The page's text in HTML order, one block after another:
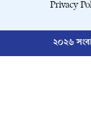
Privacy
২০২৬